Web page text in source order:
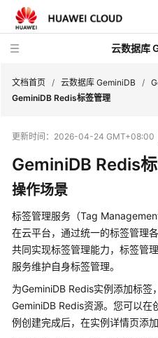
云数据库
新
态
务
公
告
产
品
绍
文档首页 / 云数据库 GeminiDB /
GeminiDB Redis标签管理
更新时间： 2026-04-24 GMT+08:00
GeminiDB Redis
操作场景
标签管理服务（Tag
在云平台，通过统一的标签管理
共同实现标签管理能力，标签管
服务维护自身标签管理。
为GeminiDB Redis实例添加标签
GeminiDB Redis资源。您可以在
例创建完成后，在实例详情页添加